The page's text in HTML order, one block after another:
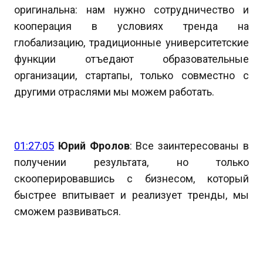
оригинальна: нам нужно сотрудничество и
кооперация в условиях тренда на
глобализацию, традиционные университетские
функции отъедают образовательные
организации, стартапы, только совместно с
другими отраслями мы можем работать.
01:27:05 Юрий Фролов: Все заинтересованы в
получении результата, но только
скооперировавшись с бизнесом, который
быстрее впитывает и реализует тренды, мы
сможем развиваться.